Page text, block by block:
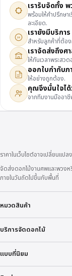
เรารับจัดทั้ง
พร้อมให้คำปรึกษา
ละเอียด.
24 เรายังมีบริกา
สำหรับลูกค้าที่ต้อง
เราจัดส่งถึงศ
ให้ทันเวลาพระสว
ออกใบกำกับภ
ให้อย่างถูกต้อง.
คุณจึงมั่นใจไ
จากทีมงานมืออาชี
ราคาในเว็บไซต์อาจเปลี่ยนแ
จัดส่งดอกไม้งานศพและพวง
ภายในวันถัดไปขึ้นกับพื้นที่
หมวดสินค้า
บริการจัดดอกไม้
แบบที่นิยม